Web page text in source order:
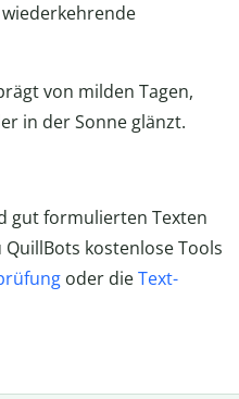
von milden Tagen,
in der Sonne glänzt.
gut formulierten Texten
kostenlose Tools
oder dieText-